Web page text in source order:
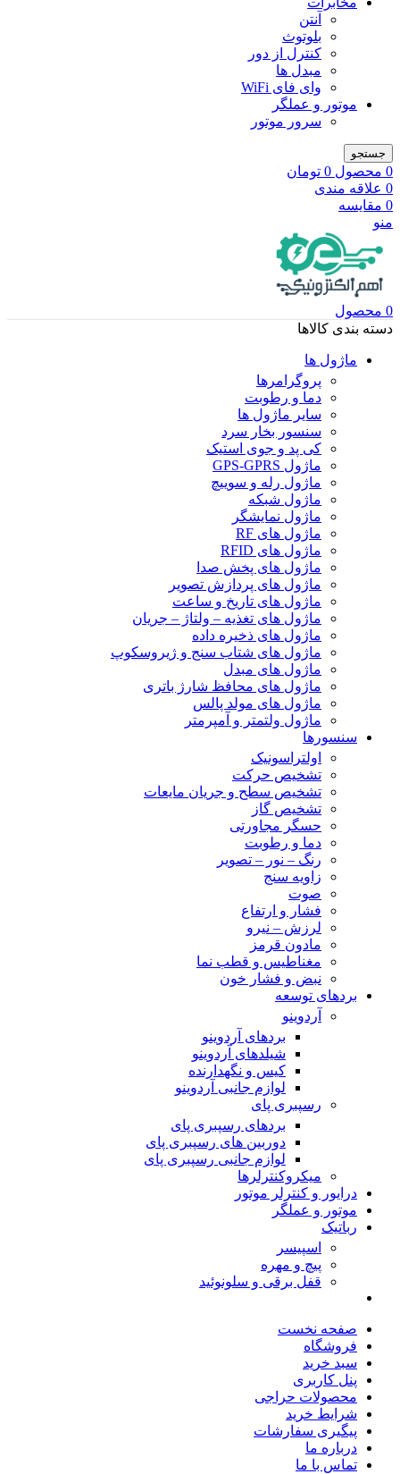
آنتن
بلوتوث
کنترل از دور
مبدل ها
وای فای WiFi
موتور و عملگر
سرور موتور
جستجو
0 محصول 0 تومان
0 علاقه مندی
0 مقایسه
منو
0 محصول
دسته بندی کالاها
ماژول ها
پروگرامرها
دما و رطوبت
سایر ماژول ها
سنسور بخار سرد
کی پد و جوی استیک
ماژول GPS-GPRS
ماژول رله و سوییچ
ماژول شبکه
ماژول نمایشگر
ماژول های RF
ماژول های RFID
ماژول های پخش صدا
ماژول های پردازش تصویر
ماژول های تاریخ و ساعت
ماژول های تغذیه – ولتاژ – جریان
ماژول های ذخیره داده
ماژول های شتاب سنج و ژیروسکوپ
ماژول های مبدل
ماژول های محافظ شارژ باتری
ماژول های مولد پالس
ماژول ولتمتر و آمپرمتر
سنسورها
اولتراسونیک
تشخیص حرکت
تشخیص سطح و جریان مایعات
تشخیص گاز
حسگر مجاورتی
دما و رطوبت
رنگ – نور – تصویر
زاویه سنج
صوت
فشار و ارتفاع
لرزش – نیرو
مادون قرمز
مغناطیس و قطب نما
نبض و فشار خون
بردهای توسعه
آردوینو
بردهای آردوینو
شیلدهای آردوینو
کیس و نگهدارنده
لوازم جانبی آردوینو
رسپبری پای
بردهای رسپبری پای
دوربین های رسپبری پای
لوازم جانبی رسپبری پای
میکروکنترلرها
درایور و کنترلر موتور
موتور و عملگر
رباتیک
اسپیسر
پیچ و مهره
قفل برقی و سلونوئید
صفحه نخست
فروشگاه
سبد خرید
پنل کاربری
محصولات حراجی
شرایط خرید
پیگیری سفارشات
درباره ما
تماس با ما